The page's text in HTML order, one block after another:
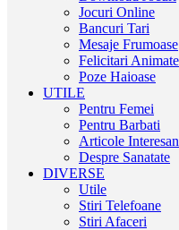
Jocuri Online
Bancuri Tari
Mesaje Frumoase
Felicitari Animate
Poze Haioase
UTILE
Pentru Femei
Pentru Barbati
Articole
Despre Sanatate
DIVERSE
Utile
Stiri Telefoane
Stiri Afaceri